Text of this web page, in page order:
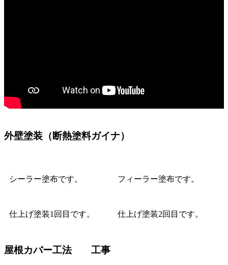
外壁塗装（断熱塗料ガイナ）
シーラー塗布です。 フィーラー塗布です。
仕上げ塗装1回目です。 仕上げ塗装2回目です。
屋根カバー工法 工事